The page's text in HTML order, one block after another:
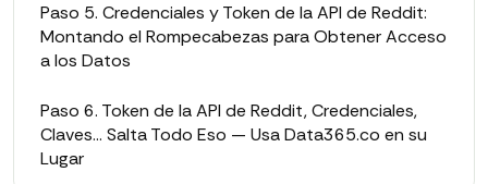
Paso 5. Credenciales y Token de la API de Reddit:
Montando el Rompecabezas para Obtener Acceso
a los Datos
Paso 6. Token de la API de Reddit, Credenciales,
Claves… Salta Todo Eso — Usa Data365.co en su
Lugar